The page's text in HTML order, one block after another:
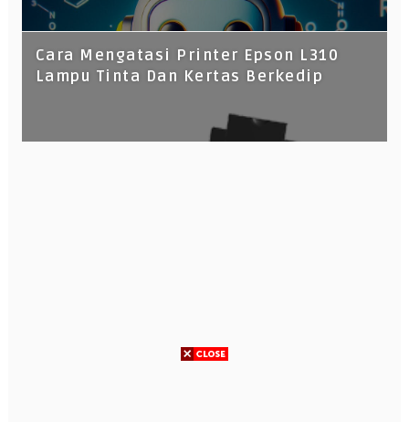
Cara Mengatasi Printer Epson L310
Lampu Tinta Dan Kertas Berkedip